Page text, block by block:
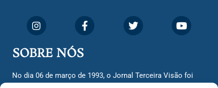
SOBRE NÓS
No dia 06 de março de 1993, o Jornal Terceira Visão foi